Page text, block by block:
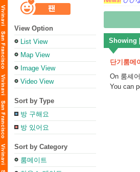
View Option
List View
Map View
Image View
Video View
Sort by Type
방 구해요
방 있어요
Sort by Category
룸메이트
Showing
단기룸메
On 룸셰
You can